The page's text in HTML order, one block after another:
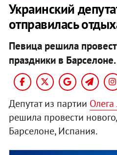
Украинский
отправилась
Певица решила
праздники в Барселоне.
Депутат из партии
решила провести
Барселоне, Испания.